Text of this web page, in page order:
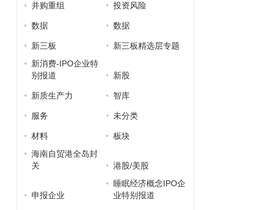
并购重组 投资风险
数据 数据
新三板
新三板精选层专题
新消费-IPO企业特
别报道
新股
新质生产力 智库
服务 未分类
材料
板块
海南自贸港全岛封
关
港股/美股
申报企业
睡眠经济概念IPO企
业特别报道